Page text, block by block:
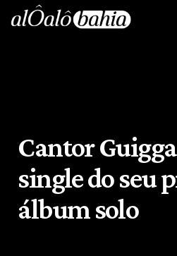
Cantor
single do seu
álbum solo